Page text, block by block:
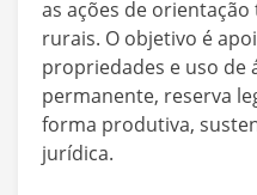
as ações de
rurais. O objetivo é
propriedades e uso de
permanente, reserva
forma produtiva,
jurídica.